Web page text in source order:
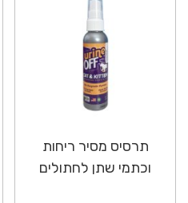
תרסיס מסיר ריחות
וכתמי שתן לחתולים